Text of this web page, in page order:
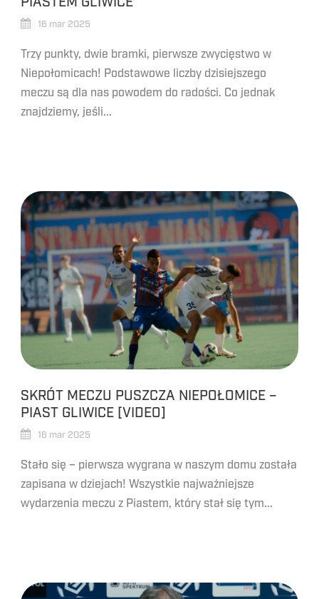
16 mar 2025
Trzy punkty, dwie bramki, pierwsze zwycięstwo w
Niepołomicach! Podstawowe liczby dzisiejszego
meczu są dla nas powodem do radości. Co jednak
znajdziemy, jeśli...
SKRÓT MECZU PUSZCZA NIEPOŁOMICE –
PIAST GLIWICE [VIDEO]
16 mar 2025
Stało się – pierwsza wygrana w naszym domu została
zapisana w dziejach! Wszystkie najważniejsze
wydarzenia meczu z Piastem, który stał się tym...